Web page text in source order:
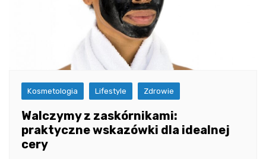
Kosmetologia Lifestyle Zdrowie
Walczymy z zaskórnikami:
praktyczne wskazówki dla idealnej
cery